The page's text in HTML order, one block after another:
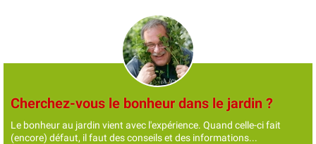
Cherchez-vous le bonheur dans le jardin ?
Le bonheur au jardin vient avec l'expérience. Quand celle-ci fait
(encore) défaut, il faut des conseils et des informations...